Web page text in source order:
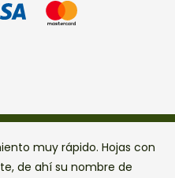
muy rápido. Hojas con
de ahí su nombre de